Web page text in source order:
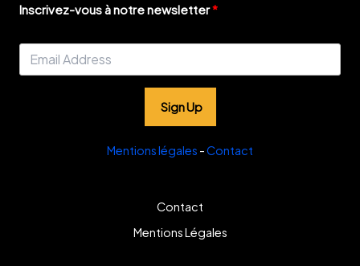
Inscrivez-vous à notre newsletter
Sign Up
Mentions légales -Contact
Contact
Mentions Légales